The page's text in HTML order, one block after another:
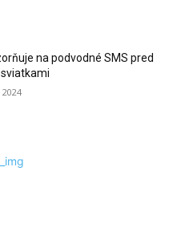
na podvodné SMS pred